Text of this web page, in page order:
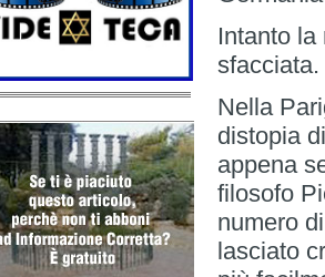
Intanto
Nella
distopia
appena
filosofo
numero
lasciato